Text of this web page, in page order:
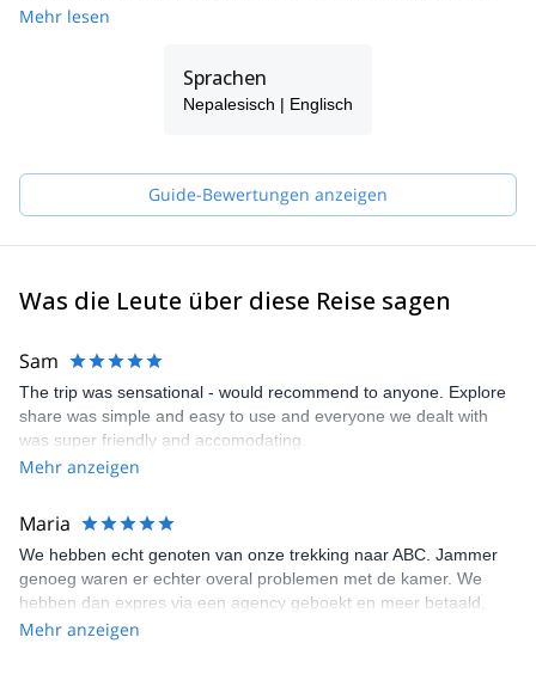
from a qualified agency that can both point you in the right
Government of Nepal, the Ministry of Culture, Tourism and Civil
Aviation, and are an active member of TAAN (Trekking Agents
Join us on one of our many trekking programs and we will make
sure to point you to the best places in the region while making
logistics are taken care of, and that you have an overall
Mehr lesen
Sprachen
Nepalesisch | Englisch
Guide-Bewertungen anzeigen
Was die Leute über diese Reise sagen
Sam
The trip was sensational - would recommend to anyone. Explore
share was simple and easy to use and everyone we dealt with
was super friendly and accomodating.
Mehr anzeigen
Maria
We hebben echt genoten van onze trekking naar ABC. Jammer
genoeg waren er echter overal problemen met de kamer. We
hebben dan expres via een agency geboekt en meer betaald,
zodat we zeker een kamer overal zouden krijgen. Dit bleek dan
Mehr anzeigen